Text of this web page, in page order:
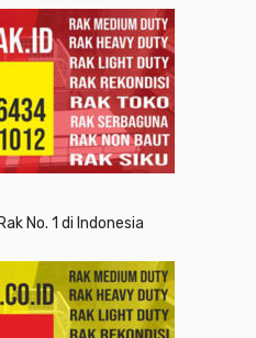
No. 1 di Indonesia